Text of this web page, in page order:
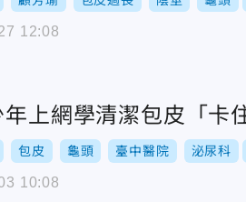
12:08
年上網學清潔包皮「
包皮 龜頭 臺中醫院 泌尿科
10:08